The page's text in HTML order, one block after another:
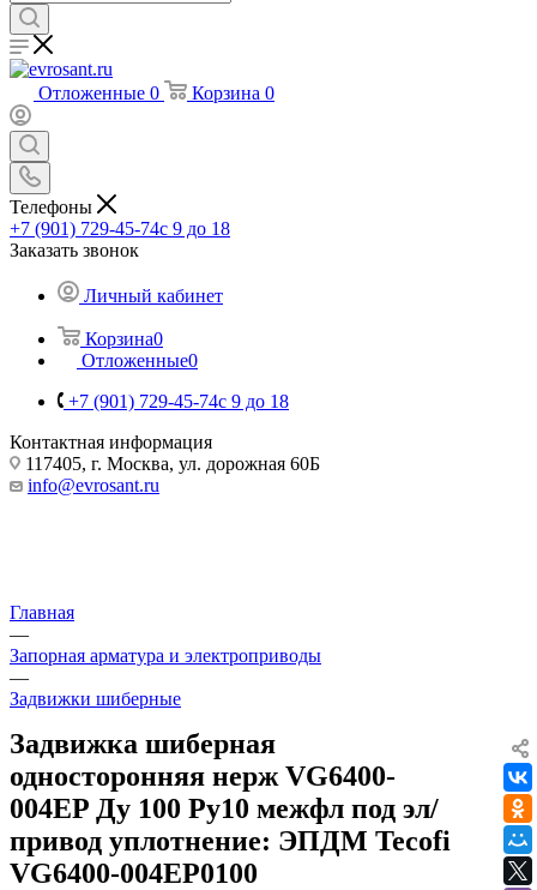
Коллекторы и коллекторные
Металлополимерный
трубопровод
Металлополимерные трубы
Отложенные 0 Корзина 0
Телефоны
+7 (901) 729-45-74c 9 до 18
Заказать звонок
Личный кабинет
Корзина0
Отложенные0
+7 (901) 729-45-74c 9 до 18
Контактная информация
117405, г. Москва, ул. дорожная 60Б
info@evrosant.ru
Главная
—
Запорная арматура и электроприводы
—
Задвижки шиберные
Задвижка шиберная
односторонняя нерж VG6400-
004EP Ду 100 Ру10 межфл под эл/
привод уплотнение: ЭПДМ Tecofi
VG6400-004EP0100